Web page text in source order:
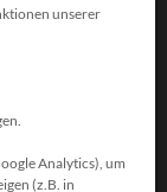
unserer
Analytics), um
(z.B. in